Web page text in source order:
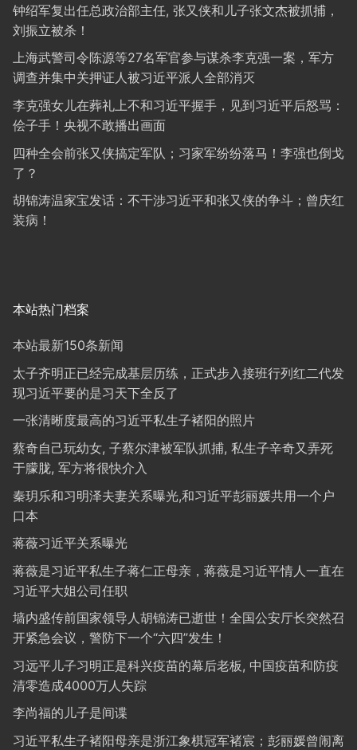
钟绍军复出任总政治部主任, 张又侠和儿子张文杰被抓捕，
刘振立被杀！
上海武警司令陈源等27名军官参与谋杀李克强一案，军方
调查并集中关押证人被习近平派人全部消灭
李克强女儿在葬礼上不和习近平握手，见到习近平后怒骂：
侩子手！央视不敢播出画面
四种全会前张又侠搞定军队；习家军纷纷落马！李强也倒戈
了？
胡锦涛温家宝发话：不干涉习近平和张又侠的争斗；曾庆红
装病！
本站热门档案
本站最新150条新闻
太子齐明正已经完成基层历练，正式步入接班行列红二代发
现习近平要的是习天下全反了
一张清晰度最高的习近平私生子褚阳的照片
蔡奇自己玩幼女, 子蔡尔津被军队抓捕, 私生子辛奇又弄死
于朦胧, 军方将很快介入
秦玥乐和习明泽夫妻关系曝光,和习近平彭丽媛共用一个户
口本
蒋薇习近平关系曝光
蒋薇是习近平私生子蒋仁正母亲，蒋薇是习近平情人一直在
习近平大姐公司任职
墙内盛传前国家领导人胡锦涛已逝世！全国公安厅长突然召
开紧急会议，警防下一个“六四”发生！
习远平儿子习明正是科兴疫苗的幕后老板, 中国疫苗和防疫
清零造成4000万人失踪
李尚福的儿子是间谍
习近平私生子褚阳母亲是浙江象棋冠军褚宸；彭丽媛曾闹离